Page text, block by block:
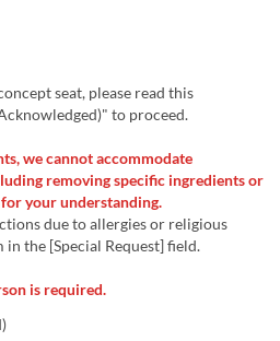
seat, please read this
to proceed.
we cannot accommodate
removing specific ingredients or
your understanding.
due to allergies or religious
in the [Special Request] field.
is required.